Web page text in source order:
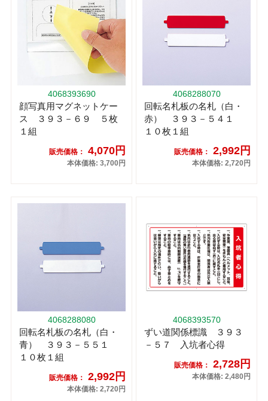
4068393690
顔写真用マグネットケー
ス ３９３－６９ ５枚
１組
販売価格： 4,070円
本体価格: 3,700円
4068288070
回転名札板の名札（白・
赤） ３９３－５４１
１０枚１組
販売価格： 2,992円
本体価格: 2,720円
4068288080
回転名札板の名札（白・
青） ３９３－５５１
１０枚１組
販売価格： 2,992円
本体価格: 2,720円
4068393570
ずい道関係標識 ３９３
－５７ 入坑者心得
販売価格： 2,728円
本体価格: 2,480円